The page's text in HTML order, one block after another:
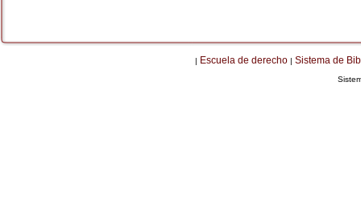
| Escuela de derecho | Sistema de